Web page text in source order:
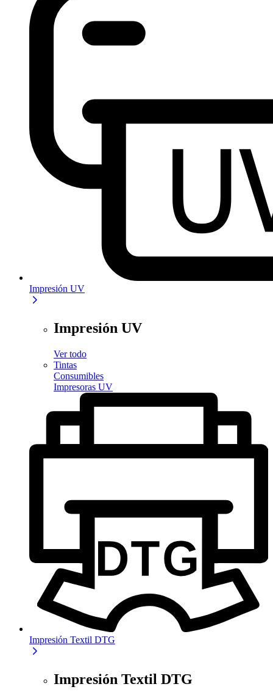
Impresión UV
Impresión UV
Ver todo
Tintas
Consumibles
Impresoras UV
Impresión Textil DTG
Impresión Textil DTG